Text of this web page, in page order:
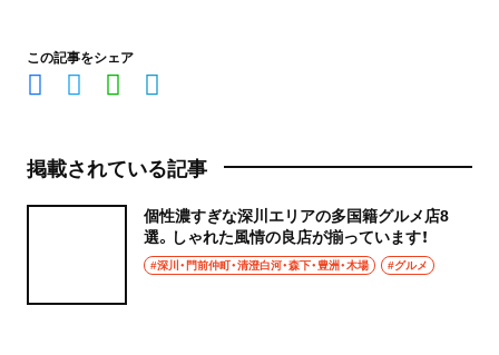
この記事をシェア
掲載されている記事
個性濃すぎな深川エリアの多国籍グルメ店8
選。しゃれた風情の良店が揃っています！
#深川・門前仲町・清澄白河・森下・豊洲・木場 #グルメ